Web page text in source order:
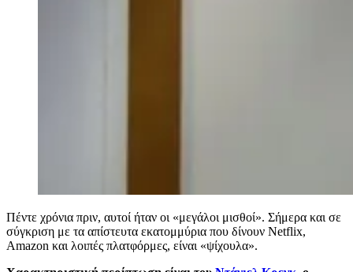
Πέντε χρόνια πριν, αυτοί ήταν οι «μεγάλοι μισθοί». Σήμερα και σε
σύγκριση με τα απίστευτα εκατομμύρια που δίνουν Netflix,
Amazon και λοιπές πλατφόρμες, είναι «ψίχουλα».